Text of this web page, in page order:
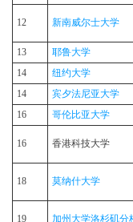
12 新南威尔士大学
13
耶鲁大学
14
纽约大学
14
宾夕法尼亚大学
16
哥伦比亚大学
16 香港科技大学
18 莫纳什大学
19 加州大学洛杉矶分